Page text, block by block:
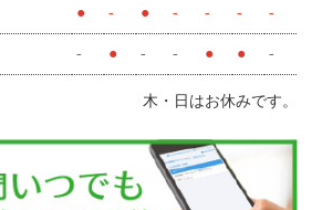
● - ● - - - -
- ● - - ● ● -
木・日はお休みです。